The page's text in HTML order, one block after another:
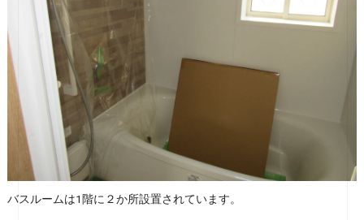
バスルームは1階に２か所設置されています。